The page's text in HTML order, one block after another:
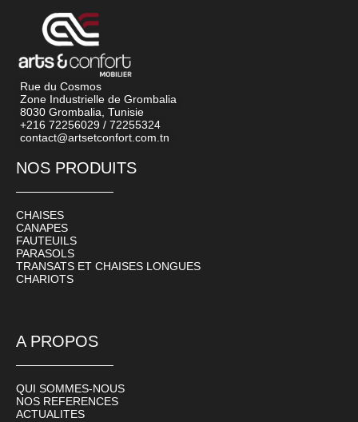
Rue du Cosmos
Zone Industrielle de Grombalia
8030 Grombalia, Tunisie
+216 72256029 / 72255324
contact@artsetconfort.com.tn
NOS PRODUITS
CHAISES
CANAPES
FAUTEUILS
PARASOLS
TRANSATS ET CHAISES LONGUES
CHARIOTS
A PROPOS
QUI SOMMES-NOUS
NOS REFERENCES
ACTUALITES